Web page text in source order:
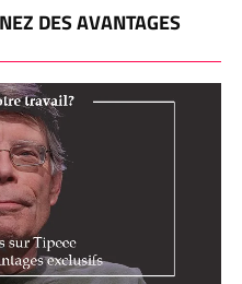
DES AVANTAGES